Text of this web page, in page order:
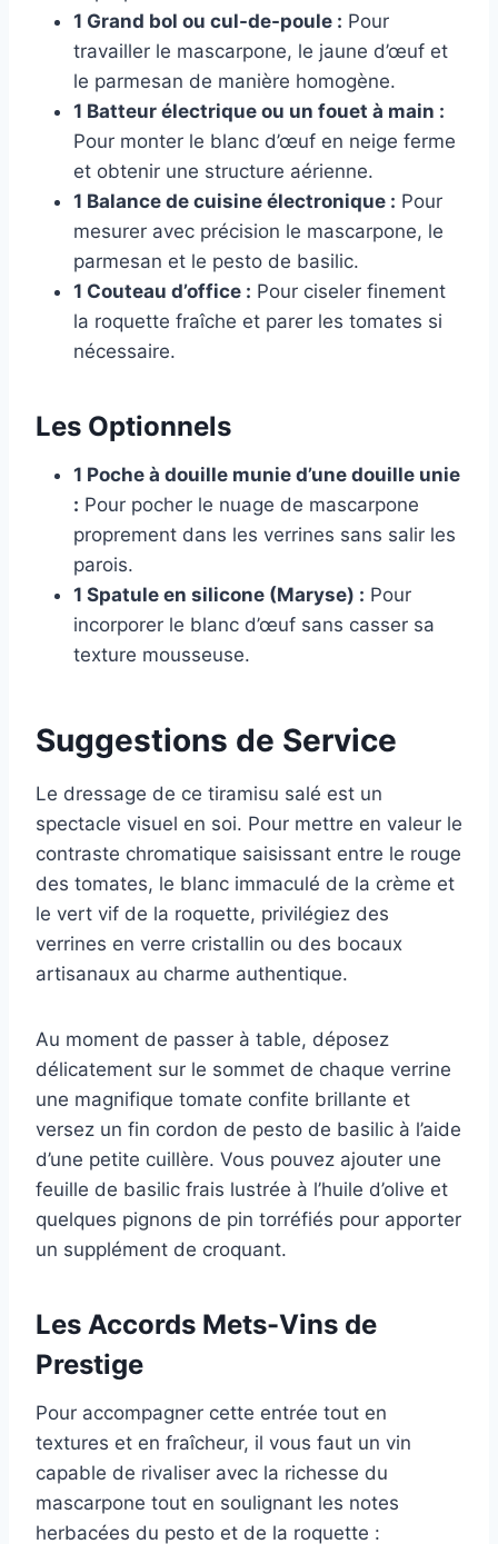
1 Grand bol ou cul-de-poule : Pour
travailler le mascarpone, le jaune d’œuf et
le parmesan de manière homogène.
1 Batteur électrique ou un fouet à main :
Pour monter le blanc d’œuf en neige ferme
et obtenir une structure aérienne.
1 Balance de cuisine électronique : Pour
mesurer avec précision le mascarpone, le
parmesan et le pesto de basilic.
1 Couteau d’office : Pour ciseler finement
la roquette fraîche et parer les tomates si
nécessaire.
Les Optionnels
1 Poche à douille munie d’une douille unie
: Pour pocher le nuage de mascarpone
proprement dans les verrines sans salir les
parois.
1 Spatule en silicone (Maryse) : Pour
incorporer le blanc d’œuf sans casser sa
texture mousseuse.
Suggestions de Service
Le dressage de ce tiramisu salé est un
spectacle visuel en soi. Pour mettre en valeur le
contraste chromatique saisissant entre le rouge
des tomates, le blanc immaculé de la crème et
le vert vif de la roquette, privilégiez des
verrines en verre cristallin ou des bocaux
artisanaux au charme authentique.
Au moment de passer à table, déposez
délicatement sur le sommet de chaque verrine
une magnifique tomate confite brillante et
versez un fin cordon de pesto de basilic à l’aide
d’une petite cuillère. Vous pouvez ajouter une
feuille de basilic frais lustrée à l’huile d’olive et
quelques pignons de pin torréfiés pour apporter
un supplément de croquant.
Les Accords Mets-Vins de
Prestige
Pour accompagner cette entrée tout en
textures et en fraîcheur, il vous faut un vin
capable de rivaliser avec la richesse du
mascarpone tout en soulignant les notes
herbacées du pesto et de la roquette :